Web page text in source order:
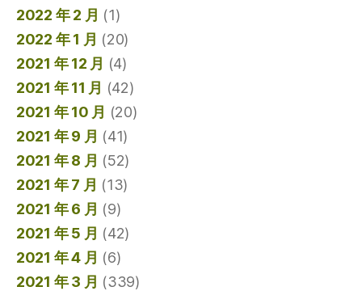
2022 年 2 月 (1)
2022 年 1 月 (20)
2021 年 12 月 (4)
2021 年 11 月 (42)
2021 年 10 月 (20)
2021 年 9 月 (41)
2021 年 8 月 (52)
2021 年 7 月 (13)
2021 年 6 月 (9)
2021 年 5 月 (42)
2021 年 4 月 (6)
2021 年 3 月 (339)